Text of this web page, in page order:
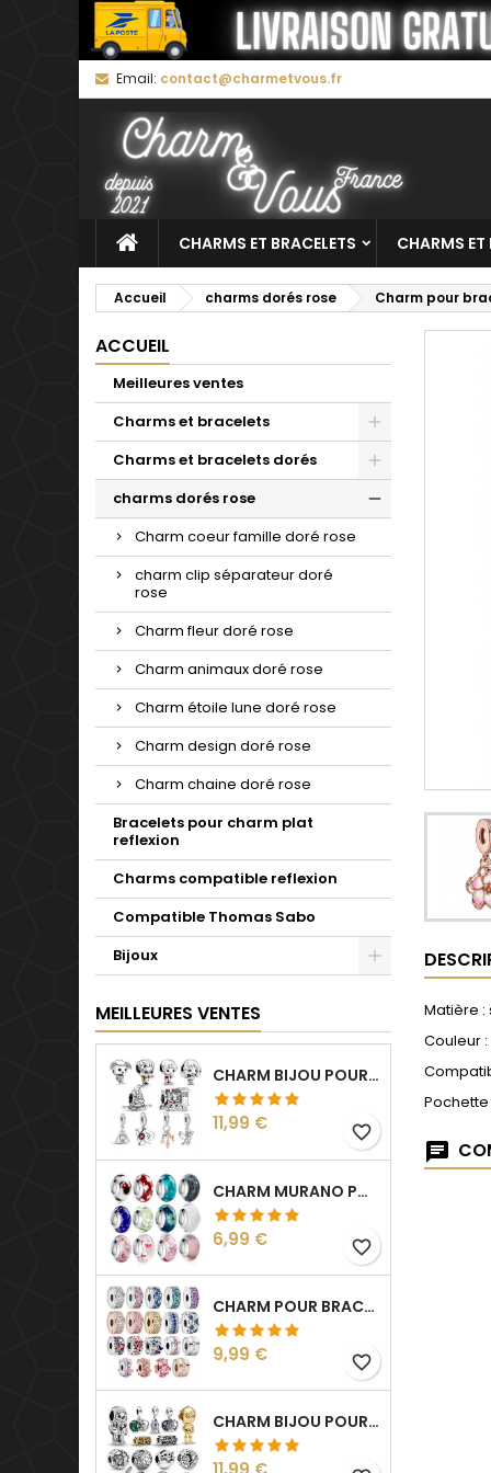
Email: contact@charmetvous.fr
CHARMS ET BRACELETS CHARMS ET
Accueil charms dorés rose Charm pour
ACCUEIL
Meilleures ventes
Charms et bracelets
Charms et bracelets dorés
charms dorés rose
Charm coeur famille doré rose
charm clip séparateur doré
rose
Charm fleur doré rose
Charm animaux doré rose
Charm étoile lune doré rose
Charm design doré rose
Charm chaine doré rose
Bracelets pour charm plat
reflexion
Charms compatible reflexion
Compatible Thomas Sabo
Bijoux
MEILLEURES VENTES
CHARM BIJOU POUR BRACELET COLLECTION HARRY
Prix
11,99 € favorite_border
CHARM MURANO POUR BRACELET SÉPARATEUR FLEUR COEUR TRANSPARENT
Prix
6,99 € favorite_border
CHARM POUR BRACELET COLLECTION CLIP STRASS SÉPARATEUR ESPACEUR
Prix
9,99 € favorite_border
CHARM BIJOU POUR BRACELET COLLECTION STAR WARS
Prix
Matière :
Couleur